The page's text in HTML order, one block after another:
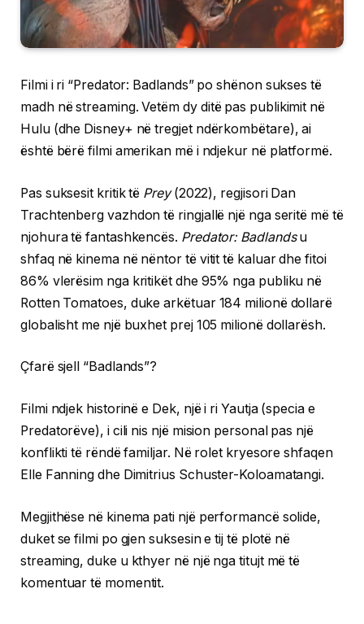
Filmi i ri “Predator: Badlands” po shënon sukses të
madh në streaming. Vetëm dy ditë pas publikimit në
Hulu (dhe Disney+ në tregjet ndërkombëtare), ai
është bërë filmi amerikan më i ndjekur në platformë.
Pas suksesit kritik të Prey(2022), regjisori Dan
Trachtenberg vazhdon të ringjallë një nga seritë më të
njohura të fantashkencës. Predator: Badlandsu
shfaq në kinema në nëntor të vitit të kaluar dhe fitoi
86% vlerësim nga kritikët dhe 95% nga publiku në
Rotten Tomatoes, duke arkëtuar 184 milionë dollarë
globalisht me një buxhet prej 105 milionë dollarësh.
Çfarë sjell “Badlands”?
Filmi ndjek historinë e Dek, një i ri Yautja (specia e
Predatorëve), i cili nis një mision personal pas një
konflikti të rëndë familjar. Në rolet kryesore shfaqen
Elle Fanning dhe Dimitrius Schuster-Koloamatangi.
Megjithëse në kinema pati një performancë solide,
duket se filmi po gjen suksesin e tij të plotë në
streaming, duke u kthyer në një nga titujt më të
komentuar të momentit.